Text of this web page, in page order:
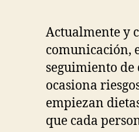
Actualmente y
comunicación,
seguimiento
ocasiona
empiezan
que cada